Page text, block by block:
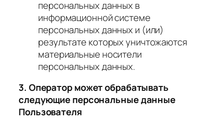
персональных данных в
информационной системе
персональных данных и (или)
результате которых уничтожаются
материальные носители
персональных данных.
3. Оператор может обрабатывать
следующие персональные данные
Пользователя